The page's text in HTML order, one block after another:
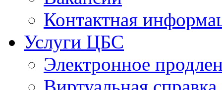
Контактная
Услуги ЦБС
Электронное